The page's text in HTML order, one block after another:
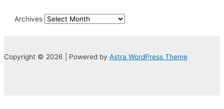
Archives
Copyright © 2026 | Powered by Astra WordPress Theme